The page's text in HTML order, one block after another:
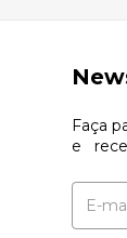
Faça
e